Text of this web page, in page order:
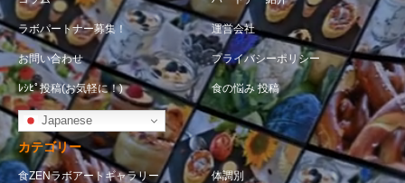
ラボパートナー募集！ 運営会社
お問い合わせ プライバシーポリシー
ﾚｼﾋﾟ投稿(お気軽に！) 食の悩み 投稿
Japanese
カテゴリー
食ZENラボアートギャラリー 体調別